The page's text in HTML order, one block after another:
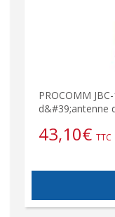
PROCOMM
d&#39;antenne
43,10€ TTC